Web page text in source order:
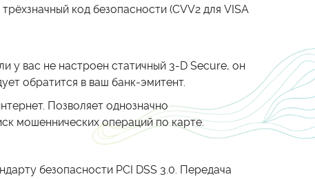
код безопасности (CVV2 для VISA
у вас не настроен статичный 3-D Secure, он
обратится в ваш банк-эмитент.
Позволяет однозначно
мошеннических операций по карте.
безопасности PCI DSS 3.0. Передача